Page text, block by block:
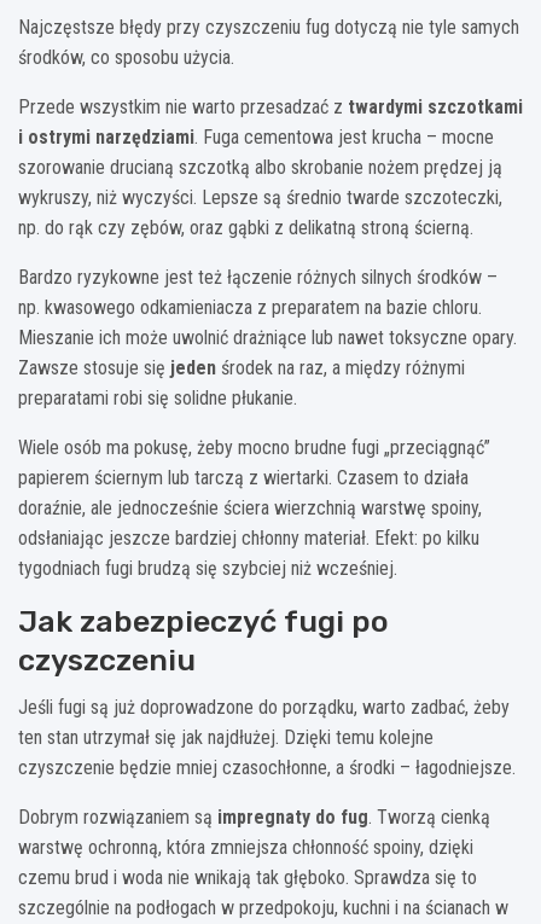
Najczęstsze błędy przy czyszczeniu fug dotyczą nie tyle samych
środków, co sposobu użycia.
Przede wszystkim nie warto przesadzać z twardymi szczotkami
i ostrymi narzędziami. Fuga cementowa jest krucha – mocne
szorowanie drucianą szczotką albo skrobanie nożem prędzej ją
wykruszy, niż wyczyści. Lepsze są średnio twarde szczoteczki,
np. do rąk czy zębów, oraz gąbki z delikatną stroną ścierną.
Bardzo ryzykowne jest też łączenie różnych silnych środków –
np. kwasowego odkamieniacza z preparatem na bazie chloru.
Mieszanie ich może uwolnić drażniące lub nawet toksyczne opary.
Zawsze stosuje się jeden środek na raz, a między różnymi
preparatami robi się solidne płukanie.
Wiele osób ma pokusę, żeby mocno brudne fugi „przeciągnąć”
papierem ściernym lub tarczą z wiertarki. Czasem to działa
doraźnie, ale jednocześnie ściera wierzchnią warstwę spoiny,
odsłaniając jeszcze bardziej chłonny materiał. Efekt: po kilku
tygodniach fugi brudzą się szybciej niż wcześniej.
Jak zabezpieczyć fugi po
czyszczeniu
Jeśli fugi są już doprowadzone do porządku, warto zadbać, żeby
ten stan utrzymał się jak najdłużej. Dzięki temu kolejne
czyszczenie będzie mniej czasochłonne, a środki – łagodniejsze.
Dobrym rozwiązaniem są impregnaty do fug. Tworzą cienką
warstwę ochronną, która zmniejsza chłonność spoiny, dzięki
czemu brud i woda nie wnikają tak głęboko. Sprawdza się to
szczególnie na podłogach w przedpokoju, kuchni i na ścianach w